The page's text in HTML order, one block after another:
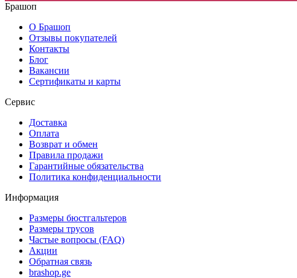
Брашоп
О Брашоп
Отзывы покупателей
Контакты
Блог
Вакансии
Сертификаты и карты
Сервис
Доставка
Оплата
Возврат и обмен
Правила продажи
Гарантийные обязательства
Политика конфиденциальности
Информация
Размеры бюстгальтеров
Размеры трусов
Частые вопросы (FAQ)
Акции
Обратная связь
brashop.ge